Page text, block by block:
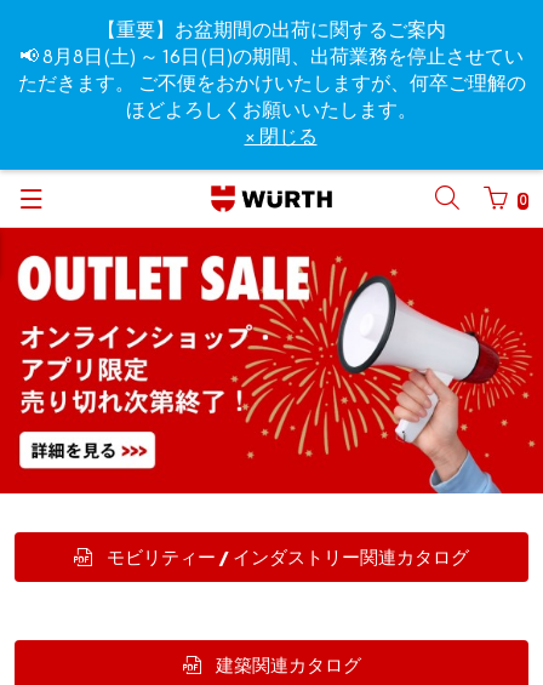
0
モビリティー / インダストリー関連カタログ
建築関連カタログ
【重要】お盆期間の出荷に関するご案内
📢 8月8日(土) ～ 16日(日)の期間、出荷業務を停止させてい
ただきます。 ご不便をおかけいたしますが、何卒ご理解の
ほどよろしくお願いいたします。
× 閉じる